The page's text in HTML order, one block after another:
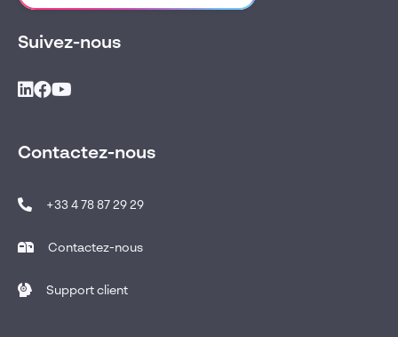
Suivez-nous
Contactez-nous
+33 4 78 87 29 29
Contactez-nous
Support client